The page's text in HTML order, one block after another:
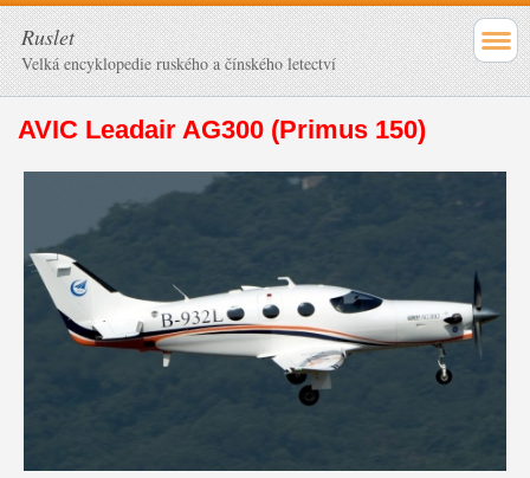
Ruslet
Velká encyklopedie ruského a čínského letectví
AVIC Leadair AG300 (Primus 150)